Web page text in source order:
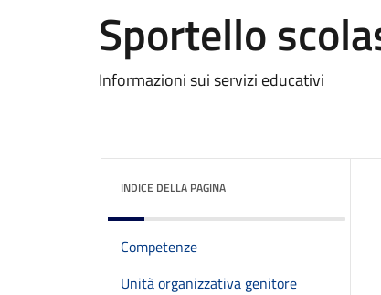
Sportello
Informazioni sui servizi educativi
INDICE DELLA PAGINA
Competenze
Unità organizzativa genitore